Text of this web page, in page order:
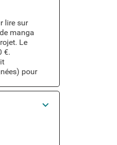
lire sur
manga
Le
€.
pour